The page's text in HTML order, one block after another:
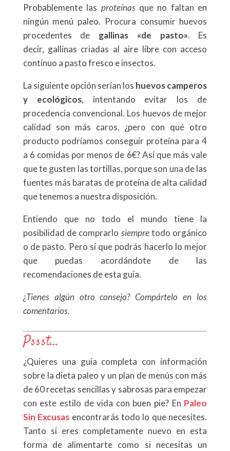
Probablemente las proteínasque no faltan en
ningún menú paleo. Procura consumir huevos
procedentes de gallinas «de pasto». Es
decir, gallinas criadas al aire libre con acceso
continuo a pasto fresco e insectos.
La siguiente opción serían los huevos camperos
y ecológicos, intentando evitar los de
procedencia convencional. Los huevos de mejor
calidad son más caros, ¿pero con qué otro
producto podríamos conseguir proteína para 4
a 6 comidas por menos de 6€? Así que más vale
que te gusten las tortillas, porque son una de las
fuentes más baratas de proteína de alta calidad
que tenemos a nuestra disposición.
Entiendo que no todo el mundo tiene la
posibilidad de comprarlo siempretodo orgánico
o de pasto. Pero sí que podrás hacerlo lo mejor
que puedas acordándote de las
recomendaciones de esta guía.
¿Tienes algún otro consejo? Compártelo en los
comentarios.
Pssst…
¿Quieres una guía completa con información
sobre la dieta paleo y un plan de menús con más
de 60 recetas sencillas y sabrosas para empezar
con este estilo de vida con buen pie? En Paleo
Sin Excusas encontrarás todo lo que necesites.
Tanto si eres completamente nuevo en esta
forma de alimentarte como si necesitas un